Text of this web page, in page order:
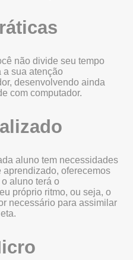
não divide seu tempo
a sua atenção
desenvolvendo ainda
com computador.
aluno tem necessidades
oferecemos
aluno terá o
próprio ritmo, ou seja, o
necessário para assimilar